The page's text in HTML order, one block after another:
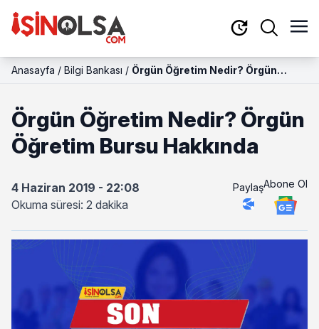
Anasayfa / Bilgi Bankası / Örgün Öğretim Nedir? Örgün
Örgün Öğretim Nedir? Örgün
Öğretim Bursu Hakkında
4 Haziran 2019 - 22:08
Okuma süresi: 2 dakika
PaylaşAbone Ol